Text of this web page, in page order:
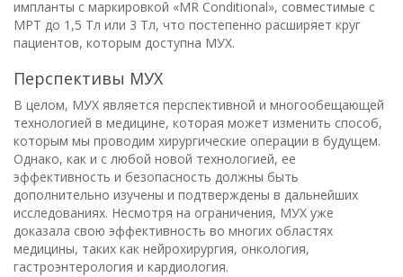
импланты с маркировкой «MR Conditional», совместимые с
МРТ до 1,5 Тл или 3 Тл, что постепенно расширяет круг
пациентов, которым доступна МУХ.
Перспективы МУХ
В целом, МУХ является перспективной и многообещающей
технологией в медицине, которая может изменить способ,
которым мы проводим хирургические операции в будущем.
Однако, как и с любой новой технологией, ее
эффективность и безопасность должны быть
дополнительно изучены и подтверждены в дальнейших
исследованиях. Несмотря на ограничения, МУХ уже
доказала свою эффективность во многих областях
медицины, таких как нейрохирургия, онкология,
гастроэнтерология и кардиология.